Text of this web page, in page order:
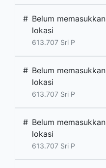
# Belum memasukkan
lokasi
613.707 Sri P
# Belum memasukkan
lokasi
613.707 Sri P
# Belum memasukkan
lokasi
613.707 Sri P